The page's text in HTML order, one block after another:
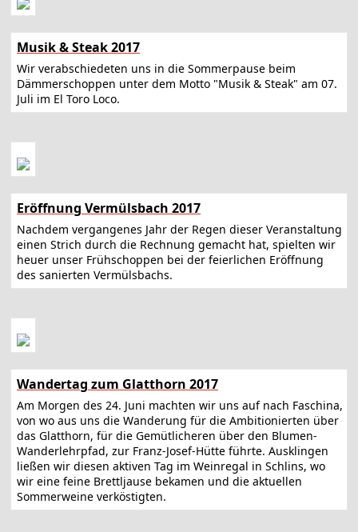
Musik & Steak 2017
Wir verabschiedeten uns in die Sommerpause beim
Dämmerschoppen unter dem Motto "Musik & Steak" am 07.
Juli im El Toro Loco.
Eröffnung Vermülsbach 2017
Nachdem vergangenes Jahr der Regen dieser Veranstaltung
einen Strich durch die Rechnung gemacht hat, spielten wir
heuer unser Frühschoppen bei der feierlichen Eröffnung
des sanierten Vermülsbachs.
Wandertag zum Glatthorn 2017
Am Morgen des 24. Juni machten wir uns auf nach Faschina,
von wo aus uns die Wanderung für die Ambitionierten über
das Glatthorn, für die Gemütlicheren über den Blumen-
Wanderlehrpfad, zur Franz-Josef-Hütte führte. Ausklingen
ließen wir diesen aktiven Tag im Weinregal in Schlins, wo
wir eine feine Brettljause bekamen und die aktuellen
Sommerweine verköstigten.